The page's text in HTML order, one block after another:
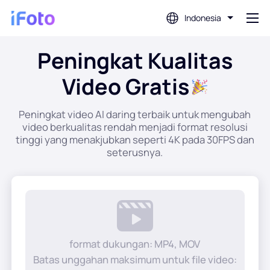
Indonesia
Gabung
Penghapus Latar Belakang
Pembuat Gambar Profil
Pembuat Foto Paspor
Peningkat Kualitas
Video Gratis
Peningkat video AI daring terbaik untuk mengubah
video berkualitas rendah menjadi format resolusi
tinggi yang menakjubkan seperti 4K pada 30FPS dan
seterusnya.
format dukungan: MP4, MOV
Batas unggahan maksimum untuk file video: